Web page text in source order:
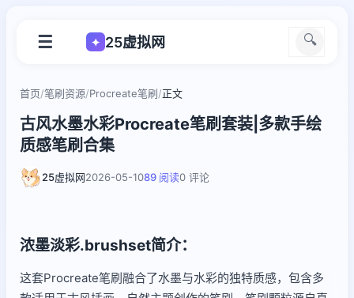
☰ ✦ 25虚拟网 🔍
首页/笔刷资源/Procreate笔刷/正文
古风水墨水彩Procreate笔刷套装|多款手绘
质感笔刷合集
25虚拟网2026-05-1089 阅读0 评论
浓墨淡彩.brushset简介：
这套Procreate笔刷融合了水墨与水彩的独特质感，包含多